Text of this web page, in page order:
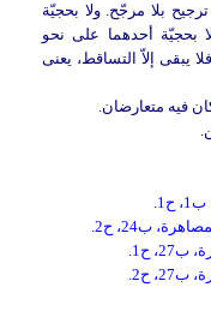
ترجیح بلا مرجّح. ولا بحجیّة
بحجیّة أحدهما على نحو
یبقى إلاّ التساقط، یعنی
فیه متعارضان.